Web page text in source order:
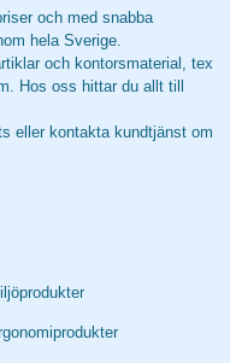
och med snabba
hela Sverige.
och kontorsmaterial, tex
Hos oss hittar du allt till
eller kontakta kundtjänst om